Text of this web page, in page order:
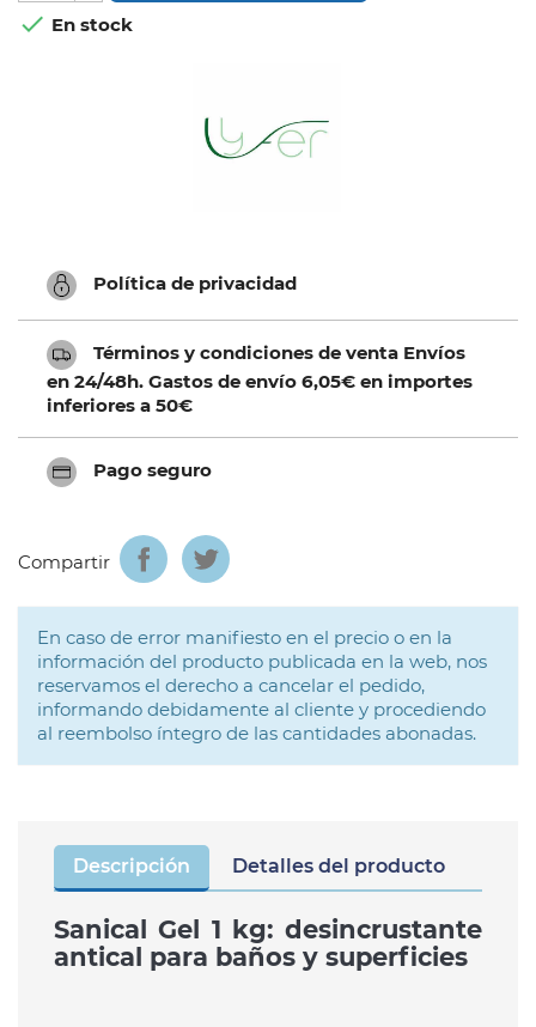
 En stock
Política de privacidad
Términos y condiciones de venta Envíos
en 24/48h. Gastos de envío 6,05€ en importes
inferiores a 50€
Pago seguro
Compartir
En caso de error manifiesto en el precio o en la
información del producto publicada en la web, nos
reservamos el derecho a cancelar el pedido,
informando debidamente al cliente y procediendo
al reembolso íntegro de las cantidades abonadas.
Descripción Detalles del producto
Sanical Gel 1 kg: desincrustante
antical para baños y superficies